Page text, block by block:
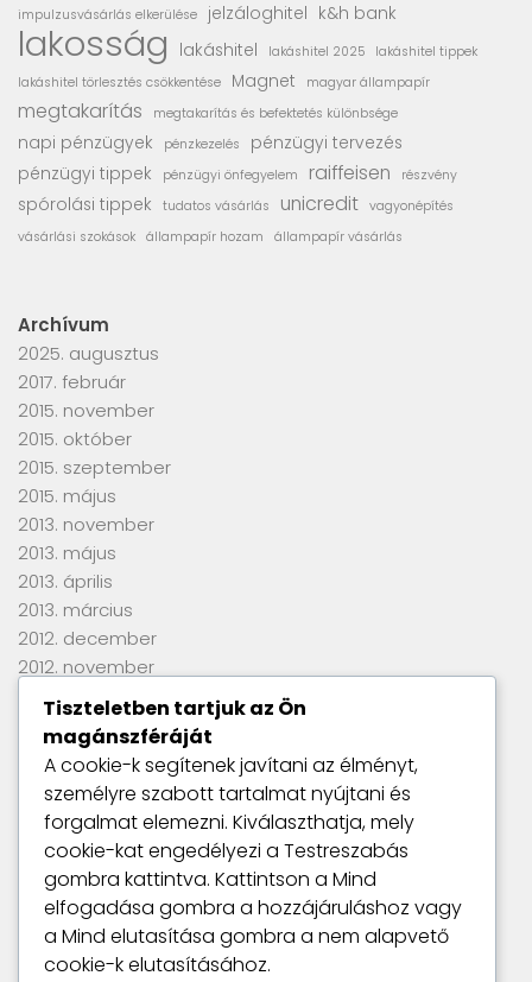
impulzusvásárlás elkerülése
jelzáloghitel k&h bank
lakosság lakáshitel lakáshitel 2025
lakáshitel tippek
lakáshitel törlesztés csökkentése
Magnet magyar állampapír
megtakarítás megtakarítás és befektetés különbsége
napi pénzügyek pénzkezelés
pénzügyi tervezés
pénzügyi tippek
pénzügyi önfegyelem raiffeisen részvény
spórolási tippek tudatos vásárlás unicredit vagyonépítés
vásárlási szokások állampapír hozam állampapír vásárlás
Archívum
2025. augusztus
2017. február
2015. november
2015. október
2015. szeptember
2015. május
2013. november
2013. május
2013. április
2013. március
2012. december
2012. november
2012. szeptember
2012. június
2012. április
2012. március
2012. január
2011. szeptember
Utolsó kommentek
Nincs megjeleníthető bejegyzés.
Tiszteletben tartjuk az Ön
magánszféráját
A cookie-k segítenek javítani az élményt,
személyre szabott tartalmat nyújtani és
forgalmat elemezni. Kiválaszthatja, mely
cookie-kat engedélyezi a Testreszabás
gombra kattintva. Kattintson a Mind
elfogadása gombra a hozzájáruláshoz vagy
a Mind elutasítása gombra a nem alapvető
cookie-k elutasításához.